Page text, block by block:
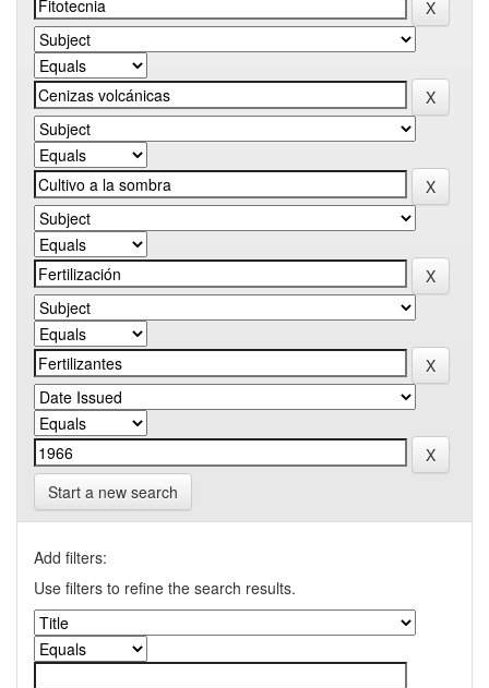
Start a new search
Add filters:
Use filters to refine the search results.